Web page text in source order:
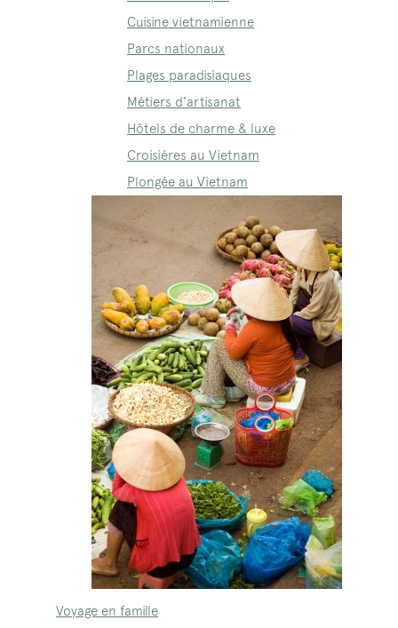
Cuisine vietnamienne
Parcs nationaux
Plages paradisiaques
Métiers d’artisanat
Hôtels de charme & luxe
Croisières au Vietnam
Plongée au Vietnam
Voyage en famille